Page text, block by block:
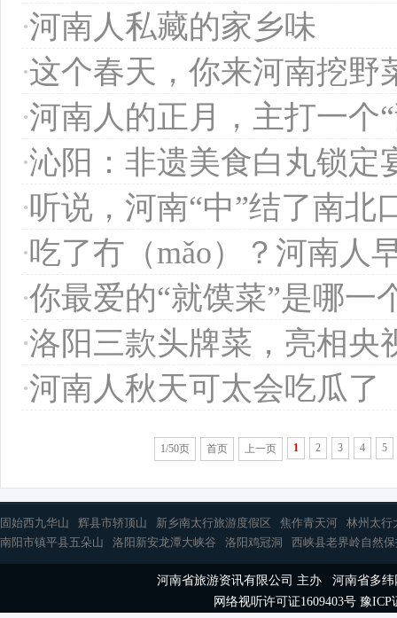
·河南人私藏的家乡味
·这个春天，你来河南挖野
·河南人的正月，主打一个
·沁阳：非遗美食白丸锁定
·听说，河南“中”结了南北
·吃了冇（mǎo）？河南人
·你最爱的“就馍菜”是哪一
·洛阳三款头牌菜，亮相央
·河南人秋天可太会吃瓜了
1/50页 首页 上一页 1 2 3 4 5
固始西九华山 辉县市轿顶山 新乡南太行旅游度假区 焦作青天河
林州太行
南阳市镇平县五朵山
洛阳新安龙潭大峡谷 洛阳鸡冠洞 西峡县老界岭自然
河南省旅游资讯有限公司 主办 河南省多
网络视听许可证1609403号 豫ICP